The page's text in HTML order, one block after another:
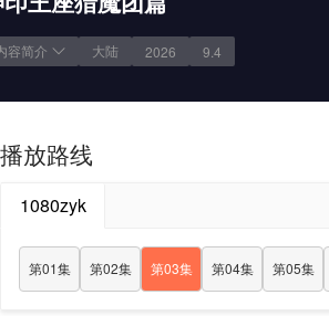
容简介 大陆 2026 9.4
播放路线
1080zyk
第01集 第02集 第03集 第04集 第05集